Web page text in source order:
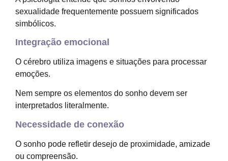
sexualidade frequentemente possuem significados
simbólicos.
Integração emocional
O cérebro utiliza imagens e situações para processar
emoções.
Nem sempre os elementos do sonho devem ser
interpretados literalmente.
Necessidade de conexão
O sonho pode refletir desejo de proximidade, amizade
ou compreensão.